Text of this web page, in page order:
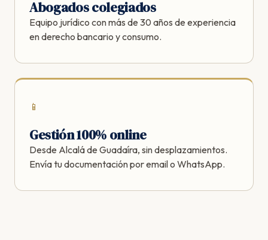
Abogados colegiados
Equipo jurídico con más de 30 años de experiencia
en derecho bancario y consumo.
📱
Gestión 100% online
Desde Alcalá de Guadaíra, sin desplazamientos.
Envía tu documentación por email o WhatsApp.